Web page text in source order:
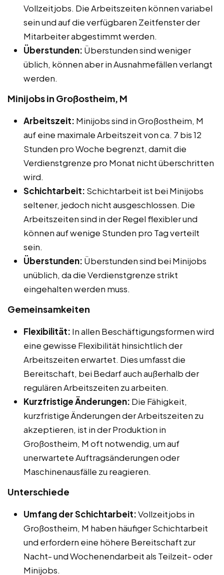
Vollzeitjobs. Die Arbeitszeiten können variabel
sein und auf die verfügbaren Zeitfenster der
Mitarbeiter abgestimmt werden.
Überstunden: Überstunden sind weniger
üblich, können aber in Ausnahmefällen verlangt
werden.
Minijobs in Großostheim, M
Arbeitszeit: Minijobs sind in Großostheim, M
auf eine maximale Arbeitszeit von ca. 7 bis 12
Stunden pro Woche begrenzt, damit die
Verdienstgrenze pro Monat nicht überschritten
wird.
Schichtarbeit: Schichtarbeit ist bei Minijobs
seltener, jedoch nicht ausgeschlossen. Die
Arbeitszeiten sind in der Regel flexibler und
können auf wenige Stunden pro Tag verteilt
sein.
Überstunden: Überstunden sind bei Minijobs
unüblich, da die Verdienstgrenze strikt
eingehalten werden muss.
Gemeinsamkeiten
Flexibilität: In allen Beschäftigungsformen wird
eine gewisse Flexibilität hinsichtlich der
Arbeitszeiten erwartet. Dies umfasst die
Bereitschaft, bei Bedarf auch außerhalb der
regulären Arbeitszeiten zu arbeiten.
Kurzfristige Änderungen: Die Fähigkeit,
kurzfristige Änderungen der Arbeitszeiten zu
akzeptieren, ist in der Produktion in
Großostheim, M oft notwendig, um auf
unerwartete Auftragsänderungen oder
Maschinenausfälle zu reagieren.
Unterschiede
Umfang der Schichtarbeit:Vollzeitjobs in
Großostheim, M haben häufiger Schichtarbeit
und erfordern eine höhere Bereitschaft zur
Nacht- und Wochenendarbeit als Teilzeit- oder
Minijobs.